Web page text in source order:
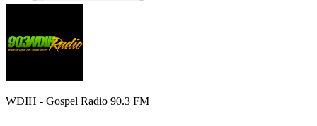
WDIH - Gospel Radio 90.3 FM